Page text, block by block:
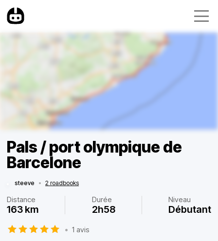
Pals / port olympique de
Barcelone
steeve • 2 roadbooks
Distance
163 km
Durée
2h58
Niveau
Débutant
• 1 avis